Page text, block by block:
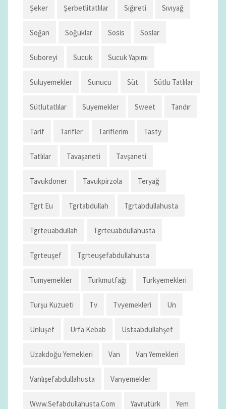
Şeker Şerbetlitatlılar Sığıreti Sıvıyağ
Soğan Soğuklar Sosis Soslar
Suboreyi Sucuk Sucuk Yapımı
Suluyemekler Sunucu Süt Sütlu Tatlılar
Sütlutatlılar Suyemekler Sweet Tandır
Tarif Tarifler Tariflerim Tasty
Tatlılar Tavaşaneti Tavşaneti
Tavukdoner Tavukpirzola Teryağ
Tgrt Eu Tgrtabdullah Tgrtabdullahusta
Tgrteuabdullah Tgrteuabdullahusta
Tgrteuşef Tgrteuşefabdullahusta
Tumyemekler Turkmutfağı Turkyemekleri
Turşu Kuzueti Tv Tvyemekleri Un
Unluşef Urfa Kebab Ustaabdullahşef
Uzakdoğu Yemekleri Van Van Yemekleri
Vanlışefabdullahusta Vanyemekler
Www.sefabdullahusta.com Yavrutürk Yem